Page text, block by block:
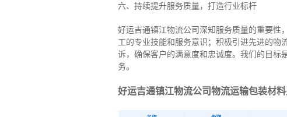
六、持续提升服务质量，打造行业标杆
好运吉通镇江物流公司深知服务质量的重要性
工的专业技能和服务意识；积极引进先进的物
诉，确保客户的满意度和忠诚度。我们的目标
务。
好运吉通镇江物流公司物流运输包装材料